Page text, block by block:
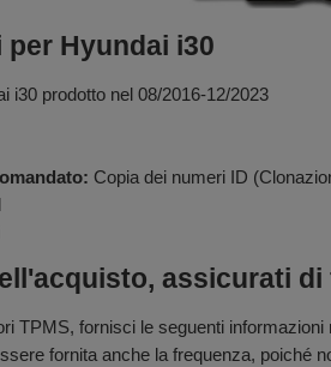
Hyundai i30
i30 prodotto nel 08/2016-12/2023
Copia dei numeri ID
assicurati
TPMS, fornisci le seguenti
fornita anche la frequenza, poiché